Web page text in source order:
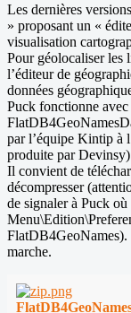
Les dernières
» proposant un «
visualisation
Pour géolocaliser les
l’éditeur de
données
Puck fonctionne avec
par l’équipe Kintip à
produite par
Il convient de
décompresser
de signaler à Puck
FlatDB4GeoNames).
marche.